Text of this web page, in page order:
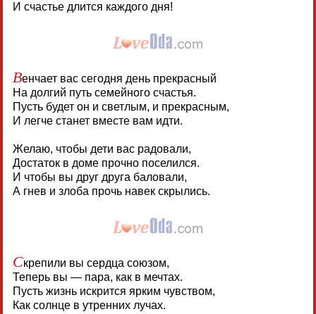
И счастье длится каждого дня!
Венчает вас сегодня день прекрасный
На долгий путь семейного счастья.
Пусть будет он и светлым, и прекрасным,
И легче станет вместе вам идти.
Желаю, чтобы дети вас радовали,
Достаток в доме прочно поселился.
И чтобы вы друг друга баловали,
А гнев и злоба прочь навек скрылись.
Скрепили вы сердца союзом,
Теперь вы — пара, как в мечтах.
Пусть жизнь искрится ярким чувством,
Как солнце в утренних лучах.